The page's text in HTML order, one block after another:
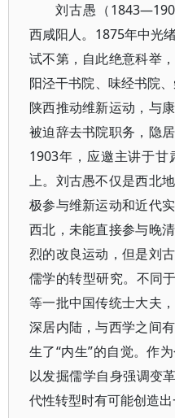
刘古愚（
西咸阳人。1875年中光
试不第，自此绝意科举
阳泾干书院、味经书院
陕西推动维新运动，与
被迫辞去书院职务，隐
1903年，应邀主讲于
上。刘古愚不仅是西北
极参与维新运动和近代
西北，未能直接参与晚
烈的改良运动，但是刘
儒学的转型研究。不同
等一批中国传统士大夫
深居内陆，与西学之间
生了“内生”的自觉。作
以发掘儒学自身强调变
代性转型时有可能创造出